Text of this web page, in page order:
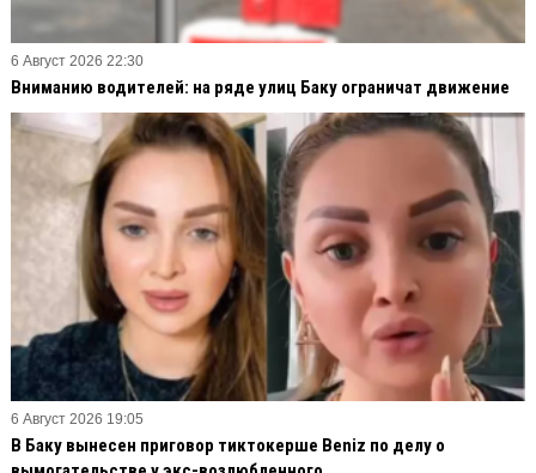
6 Август 2026 22:30
Вниманию водителей: на ряде улиц Баку ограничат движение
6 Август 2026 19:05
В Баку вынесен приговор тиктокерше Beniz по делу о